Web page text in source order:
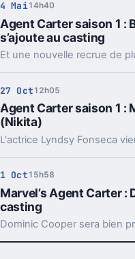
4 Mai14h40
Agent Carter saison 1 :
s’ajoute au casting
27 Oct 12h05
Agent Carter saison 1 :
(Nikita)
1 Oct 15h58
Marvel’s Agent Carter :
casting